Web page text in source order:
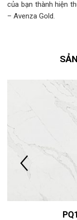
của bạn thành hiện
– Avenza Gold.